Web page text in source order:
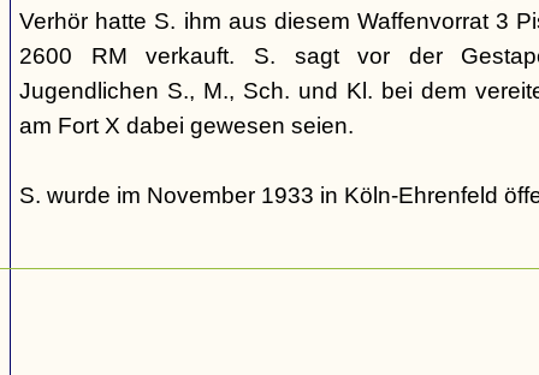
Verhör hatte S. ihm aus diesem Waffenvorrat 3
2600 RM verkauft. S. sagt vor der
Jugendlichen S., M., Sch. und Kl. bei dem
am Fort X dabei gewesen seien.
S. wurde im November 1933 in Köln-Ehrenfeld